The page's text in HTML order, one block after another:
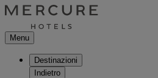
Menu
Destinazioni
Indietro